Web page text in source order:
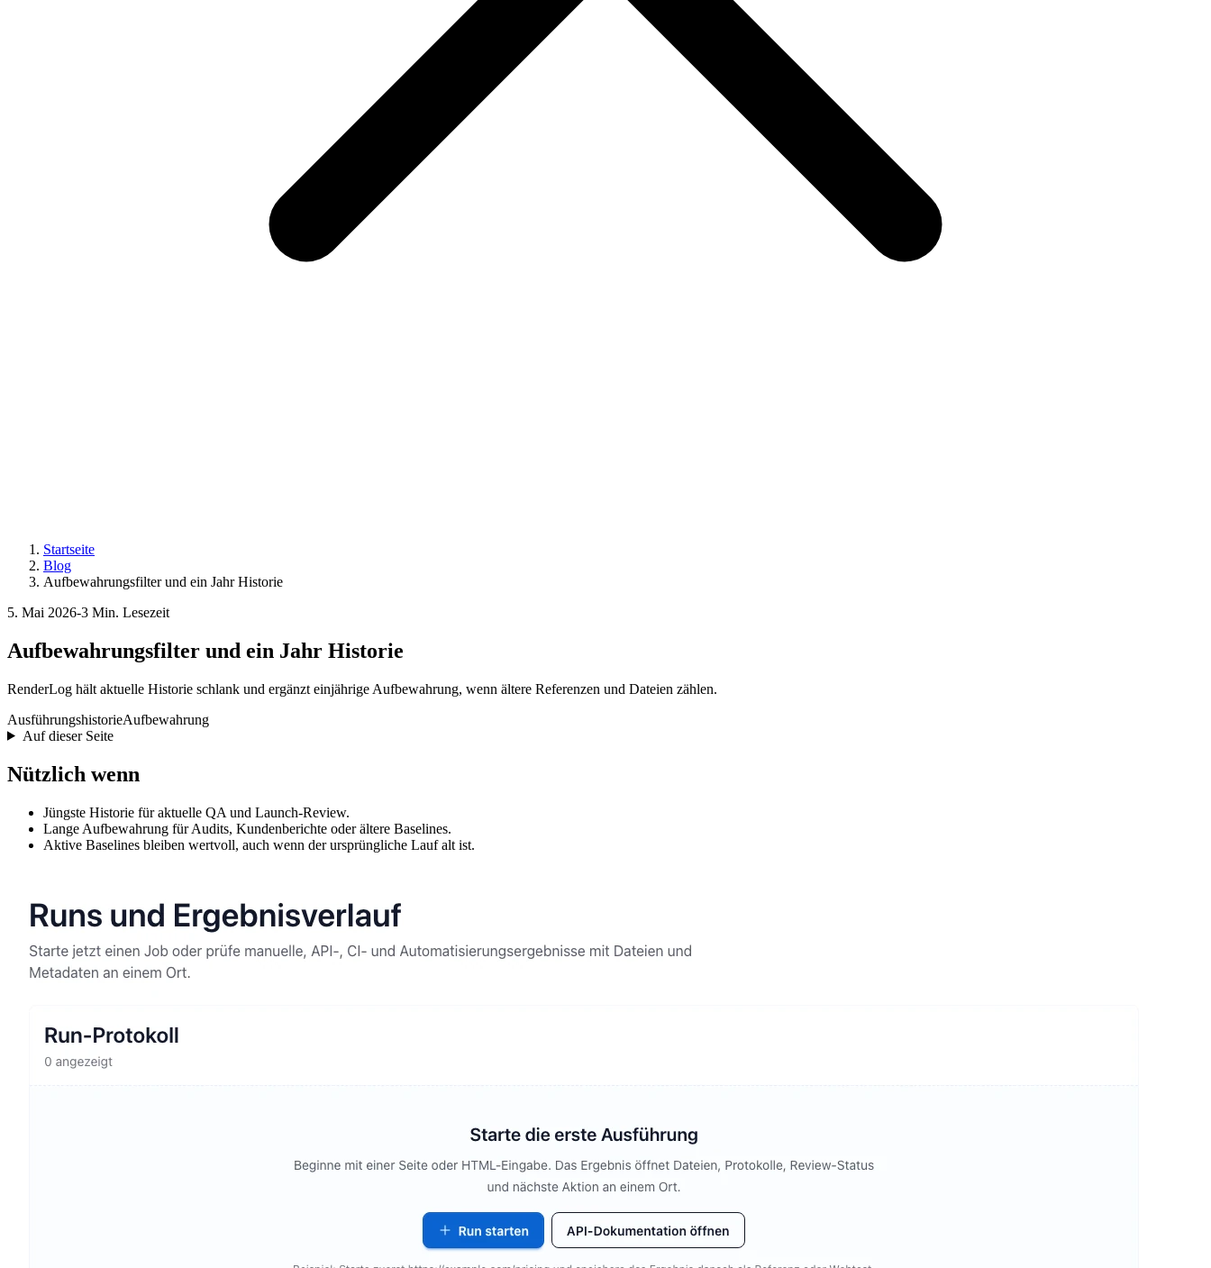
Startseite
Blog
Aufbewahrungsfilter und ein Jahr Historie
5. Mai 2026-3 Min. Lesezeit
Aufbewahrungsfilter und ein Jahr Historie
RenderLog hält aktuelle Historie schlank und ergänzt einjährige Aufbewahrung, wenn ältere Referenzen und Dateien zählen.
AusführungshistorieAufbewahrung
Auf dieser Seite
Nützlich wenn
Jüngste Historie für aktuelle QA und Launch-Review.
Lange Aufbewahrung für Audits, Kundenberichte oder ältere Baselines.
Aktive Baselines bleiben wertvoll, auch wenn der ursprüngliche Lauf alt ist.